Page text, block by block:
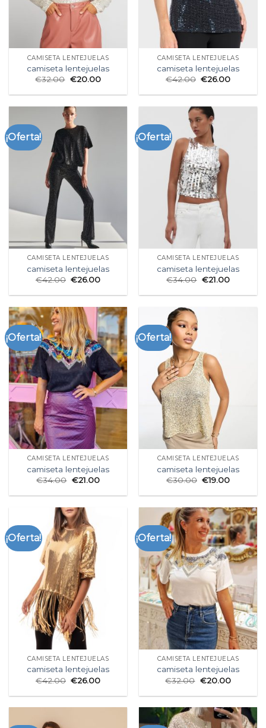
CAMISETA LENTEJUELAS
camiseta lentejuelas
€32.00 €20.00
CAMISETA LENTEJUELAS
camiseta lentejuelas
€42.00 €26.00
¡Oferta!
CAMISETA LENTEJUELAS
camiseta lentejuelas
€42.00 €26.00
¡Oferta!
CAMISETA LENTEJUELAS
camiseta lentejuelas
€34.00 €21.00
¡Oferta!
CAMISETA LENTEJUELAS
camiseta lentejuelas
€34.00 €21.00
¡Oferta!
CAMISETA LENTEJUELAS
camiseta lentejuelas
€30.00 €19.00
¡Oferta!
CAMISETA LENTEJUELAS
camiseta lentejuelas
€42.00 €26.00
¡Oferta!
CAMISETA LENTEJUELAS
camiseta lentejuelas
€32.00 €20.00